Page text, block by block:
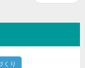
くり